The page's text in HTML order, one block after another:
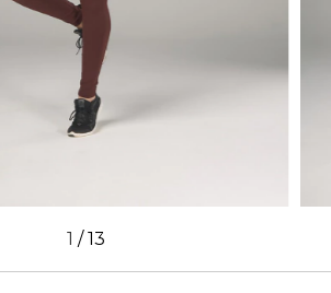
1 /13